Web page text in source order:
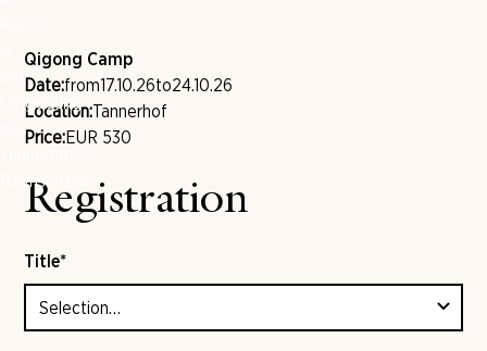
Qigong Camp
Date:from17.10.26to24.10.26
Location:Tannerhof
Price:EUR 530
Registration
Title*